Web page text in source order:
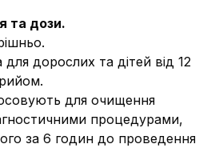
та дози.
дорослих та дітей від 12
для очищення
процедурами,
за 6 годин до проведення